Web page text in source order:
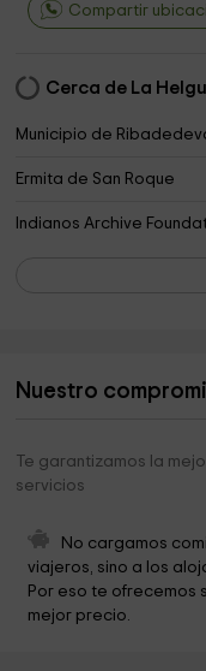
Compartir
Cerca de La
Municipio de
Ermita de San Roque
Indianos Archive
Cueva de La Loja
La Brañona (Parking)
Parque En Canes
Area Recreativa Panes
Iglesia de Santa Maria
Nuestro
Te garantizamos la
servicios
No cargamos
viajeros, sino a los
Por eso te ofrecemos
mejor precio.